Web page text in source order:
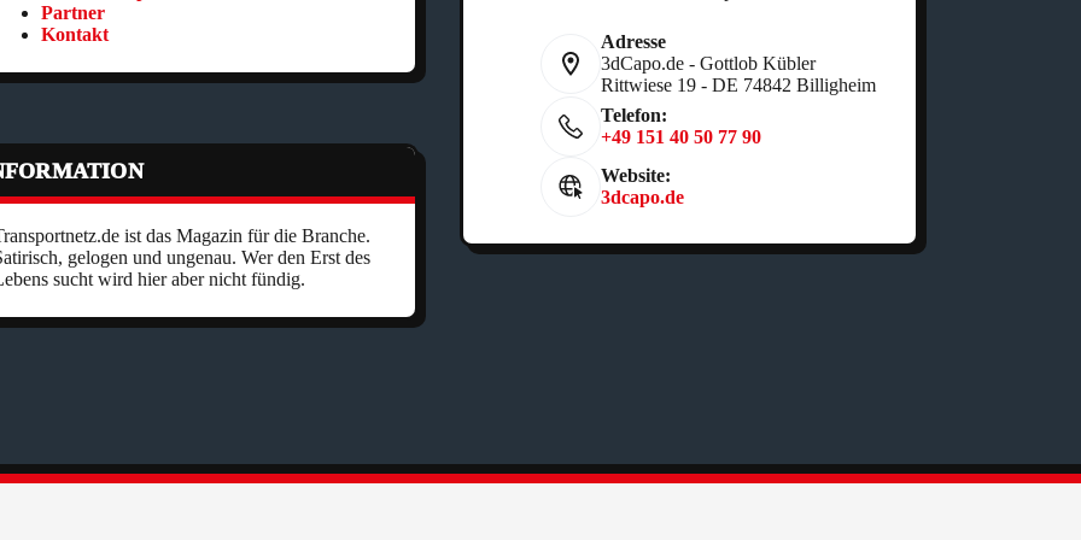
Partner
Kontakt
ist das Magazin für die Branche.
gelogen und ungenau. Wer den Erst des
sucht wird hier aber nicht fündig.
Adresse
3dCapo.de - Gottlob Kübler
Rittwiese 19 - DE 74842 Billigheim
Telefon:
+49 151 40 50 77 90
Website:
3dcapo.de